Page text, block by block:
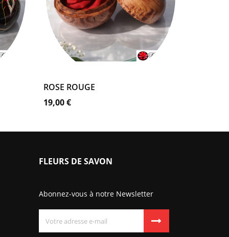
coffret
naturel
ROSE ROUGE
Prix
19,00 €
FLEURS DE SAVON
Abonnez-vous à notre Newsletter